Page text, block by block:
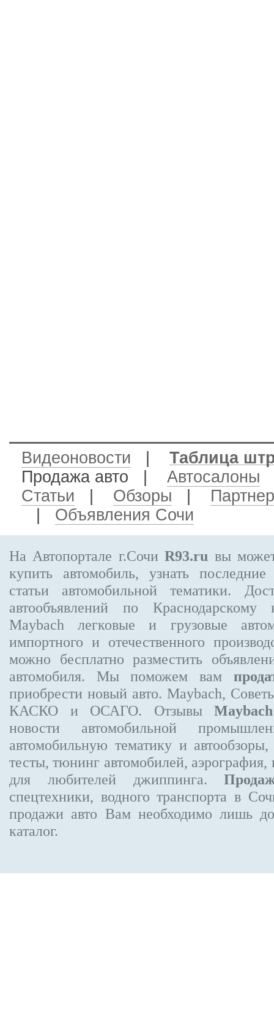
Видеоновости
Таблица
Продажа авто
Автосалоны
Статьи
Обзоры
Объявления Сочи
На Автопортале г.СочиR93.ru вы
купить автомобиль, узнать
статьи автомобильной тематики.
автообъявлений по
Maybach легковые и грузовые
импортного и отечественного
можно бесплатно разместить
автомобиля. Мы поможем вам
приобрести новый авто. Maybach,
КАСКО и ОСАГО. Отзывы Maybach
новости автомобильной
автомобильную тематику и
тесты, тюнинг автомобилей,
для любителей джиппинга.
спецтехники, водного транспорта в
продажи авто Вам необходимо лишь
каталог.